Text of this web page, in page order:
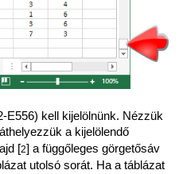
E556) kell kijelölnünk. Nézzük
a kijelölendő
[2] a függőleges görgetősáv
utolsó sorát. Ha a táblázat